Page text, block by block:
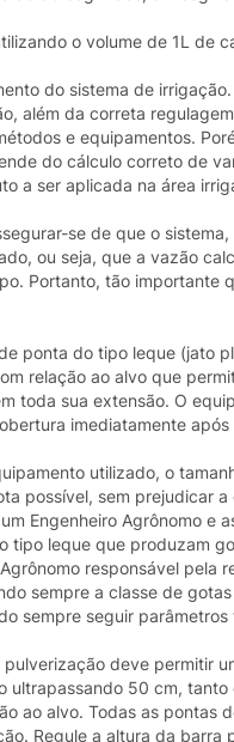
o volume de 1L de
do sistema de
além da correta
e equipamentos.
do cálculo correto de
a ser aplicada na área
se de que o
ou seja, que a vazão
Portanto, tão importante
ponta do tipo leque (jato
relação ao alvo que
toda sua extensão. O
imediatamente após
utilizado, o
possível, sem prejudicar
Engenheiro Agrônomo e
leque que produzam
responsável pela
sempre a classe de
sempre seguir
deve permitir
50 cm,
ao alvo. Todas as pontas
Regule a altura da barra